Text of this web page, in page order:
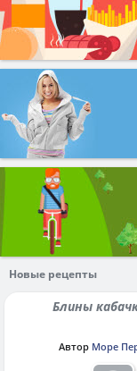
Новые рецепты
Блины
Автор Море